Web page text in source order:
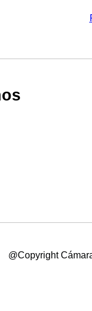
@Copyright